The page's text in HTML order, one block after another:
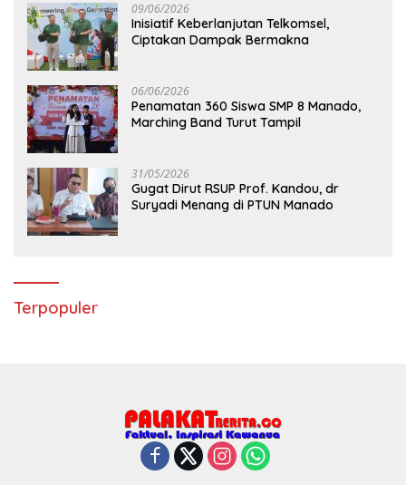
09/06/2026
Inisiatif Keberlanjutan Telkomsel,
Ciptakan Dampak Bermakna
06/06/2026
Penamatan 360 Siswa SMP 8 Manado,
Marching Band Turut Tampil
31/05/2026
Gugat Dirut RSUP Prof. Kandou, dr
Suryadi Menang di PTUN Manado
Terpopuler